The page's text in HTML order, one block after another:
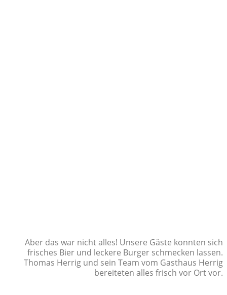
Aber das war nicht alles! Unsere Gäste konnten sich
frisches Bier und leckere Burger schmecken lassen.
Thomas Herrig und sein Team vom Gasthaus Herrig
bereiteten alles frisch vor Ort vor.